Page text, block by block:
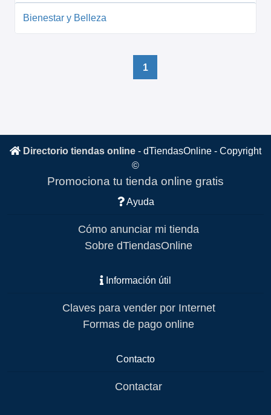
Bienestar y Belleza
1
Directorio tiendas online - dTiendasOnline - Copyright
©
Promociona tu tienda online gratis
Ayuda
Cómo anunciar mi tienda
Sobre dTiendasOnline
Información útil
Claves para vender por Internet
Formas de pago online
Contacto
Contactar